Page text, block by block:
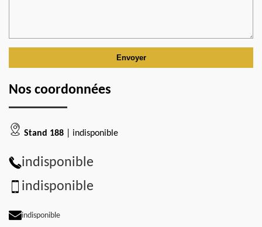
Nos coordonnées
Stand 188 | indisponible
indisponible
indisponible
indisponible